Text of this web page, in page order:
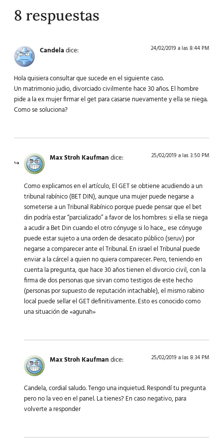
8 respuestas
Candela dice: 24/02/2019 a las 8:44 PM
Hola quisiera consultar que sucede en el siguiente caso.
Un matrimonio judio, divorciado civilmente hace 30 años. El hombre
pide a la ex mujer firmar el get para casarse nuevamente y ella se niega.
Como se soluciona?
Max Stroh Kaufman dice: 25/02/2019 a las 3:50 PM
Como explicamos en el artículo, El GET se obtiene acudiendo a un
tribunal rabínico (BET DIN), aunque una mujer puede negarse a
someterse a un Tribunal Rabínico porque puede pensar que el bet
din podría estar “parcializado” a favor de los hombres: si ella se niega
a acudir a Bet Din cuando el otro cónyuge si lo hace,, ese cónyuge
puede estar sujeto a una orden de desacato público (seruv) por
negarse a comparecer ante el Tribunal. En israel el Tribunal puede
enviar a la cárcel a quien no quiera comparecer. Pero, teniendo en
cuenta la pregunta, que hace 30 años tienen el divorcio civil, con la
firma de dos personas que sirvan como testigos de este hecho
(personas por supuesto de reputación intachable), el mismo rabino
local puede sellar el GET definitivamente. Esto es conocido como
una situación de «agunah»
Max Stroh Kaufman dice: 25/02/2019 a las 8:34 PM
Candela, cordial saludo. Tengo una inquietud. Respondí tu pregunta
pero no la veo en el panel. La tienes? En caso negativo, para
volverte a responder